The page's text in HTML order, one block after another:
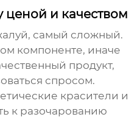
и качеством
самый сложный.
компоненте, иначе
продукт,
спросом.
красители и
к разочарованию